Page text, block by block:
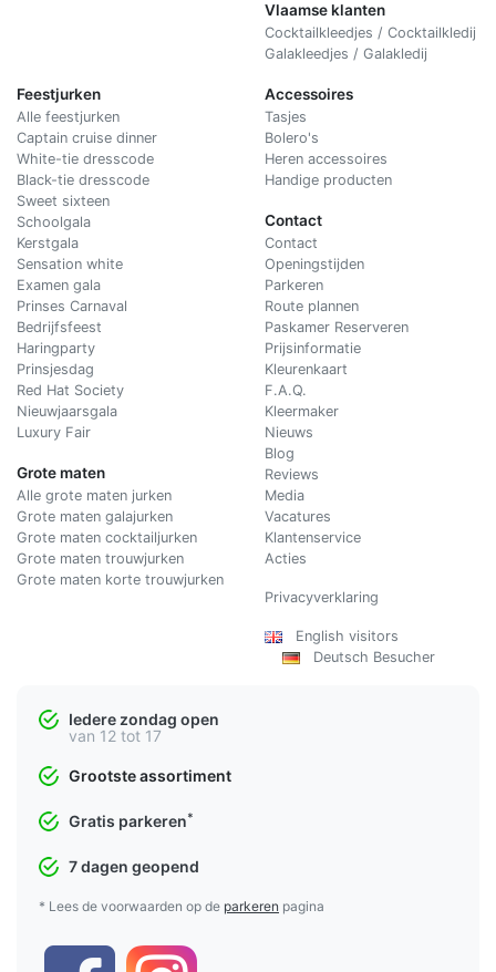
Vlaamse klanten
Cocktailkleedjes / Cocktailkledij
Galakleedjes / Galakledij
Feestjurken
Alle feestjurken
Captain cruise dinner
White-tie dresscode
Black-tie dresscode
Sweet sixteen
Schoolgala
Kerstgala
Sensation white
Examen gala
Prinses Carnaval
Bedrijfsfeest
Haringparty
Prinsjesdag
Red Hat Society
Nieuwjaarsgala
Luxury Fair
Grote maten
Alle grote maten jurken
Grote maten galajurken
Grote maten cocktailjurken
Grote maten trouwjurken
Grote maten korte trouwjurken
Accessoires
Tasjes
Bolero's
Heren accessoires
Handige producten
Contact
Contact
Openingstijden
Parkeren
Route plannen
Paskamer Reserveren
Prijsinformatie
Kleurenkaart
F.A.Q.
Kleermaker
Nieuws
Blog
Reviews
Media
Vacatures
Klantenservice
Acties
Privacyverklaring
English visitors
Deutsch Besucher
Iedere zondag open
van 12 tot 17
Grootste assortiment
Gratis parkeren*
7 dagen geopend
* Lees de voorwaarden op de parkeren pagina